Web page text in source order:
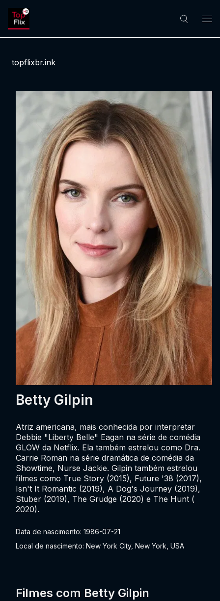
topflixbr.ink
Betty Gilpin
Data de nascimento: 1986-07-21
Local de nascimento: New York City, New York, USA
Atriz americana, mais conhecida por interpretar
Debbie "Liberty Belle" Eagan na série de comédia
GLOW da Netflix. Ela também estrelou como Dra.
Carrie Roman na série dramática de comédia da
Showtime, Nurse Jackie. Gilpin também estrelou
filmes como True Story (2015), Future '38 (2017),
Isn't It Romantic (2019), A Dog's Journey (2019),
Stuber (2019), The Grudge (2020) e The Hunt (
2020).
Filmes com Betty Gilpin